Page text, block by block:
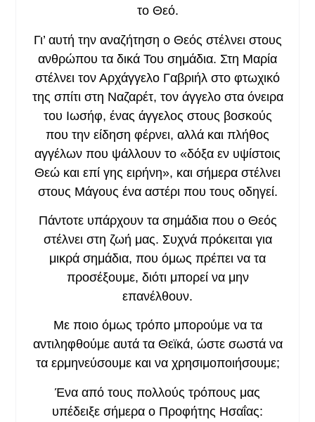
το Θεό.
Γι’ αυτή την αναζήτηση ο Θεός στέλνει στους
ανθρώπου τα δικά Του σημάδια. Στη Μαρία
στέλνει τον Αρχάγγελο Γαβριήλ στο φτωχικό
της σπίτι στη Ναζαρέτ, τον άγγελο στα όνειρα
του Ιωσήφ, ένας άγγελος στους βοσκούς
που την είδηση φέρνει, αλλά και πλήθος
αγγέλων που ψάλλουν το «δόξα εν υψίστοις
Θεώ και επί γης ειρήνη», και σήμερα στέλνει
στους Μάγους ένα αστέρι που τους οδηγεί.
Πάντοτε υπάρχουν τα σημάδια που ο Θεός
στέλνει στη ζωή μας. Συχνά πρόκειται για
μικρά σημάδια, που όμως πρέπει να τα
προσέξουμε, διότι μπορεί να μην
επανέλθουν.
Με ποιο όμως τρόπο μπορούμε να τα
αντιληφθούμε αυτά τα Θεϊκά, ώστε σωστά να
τα ερμηνεύσουμε και να χρησιμοποιήσουμε;
Ένα από τους πολλούς τρόπους μας
υπέδειξε σήμερα ο Προφήτης Ησαΐας: